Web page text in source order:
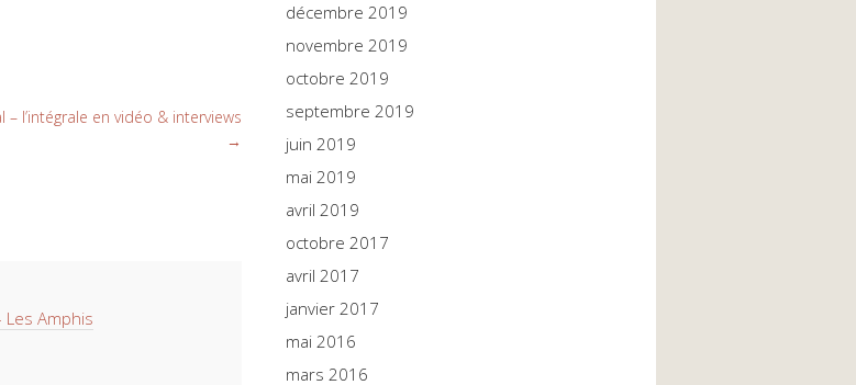
– l’intégrale en vidéo & interviews
→
Les Amphis
décembre 2019
novembre 2019
octobre 2019
septembre 2019
juin 2019
mai 2019
avril 2019
octobre 2017
avril 2017
janvier 2017
mai 2016
mars 2016